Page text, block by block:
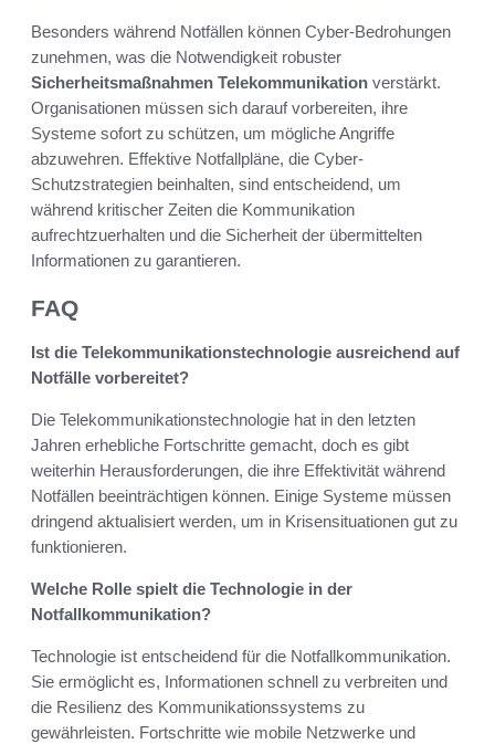
Besonders während Notfällen können Cyber-Bedrohungen
zunehmen, was die Notwendigkeit robuster
Sicherheitsmaßnahmen Telekommunikation verstärkt.
Organisationen müssen sich darauf vorbereiten, ihre
Systeme sofort zu schützen, um mögliche Angriffe
abzuwehren. Effektive Notfallpläne, die Cyber-
Schutzstrategien beinhalten, sind entscheidend, um
während kritischer Zeiten die Kommunikation
aufrechtzuerhalten und die Sicherheit der übermittelten
Informationen zu garantieren.
FAQ
Ist die Telekommunikationstechnologie ausreichend auf
Notfälle vorbereitet?
Die Telekommunikationstechnologie hat in den letzten
Jahren erhebliche Fortschritte gemacht, doch es gibt
weiterhin Herausforderungen, die ihre Effektivität während
Notfällen beeinträchtigen können. Einige Systeme müssen
dringend aktualisiert werden, um in Krisensituationen gut zu
funktionieren.
Welche Rolle spielt die Technologie in der
Notfallkommunikation?
Technologie ist entscheidend für die Notfallkommunikation.
Sie ermöglicht es, Informationen schnell zu verbreiten und
die Resilienz des Kommunikationssystems zu
gewährleisten. Fortschritte wie mobile Netzwerke und